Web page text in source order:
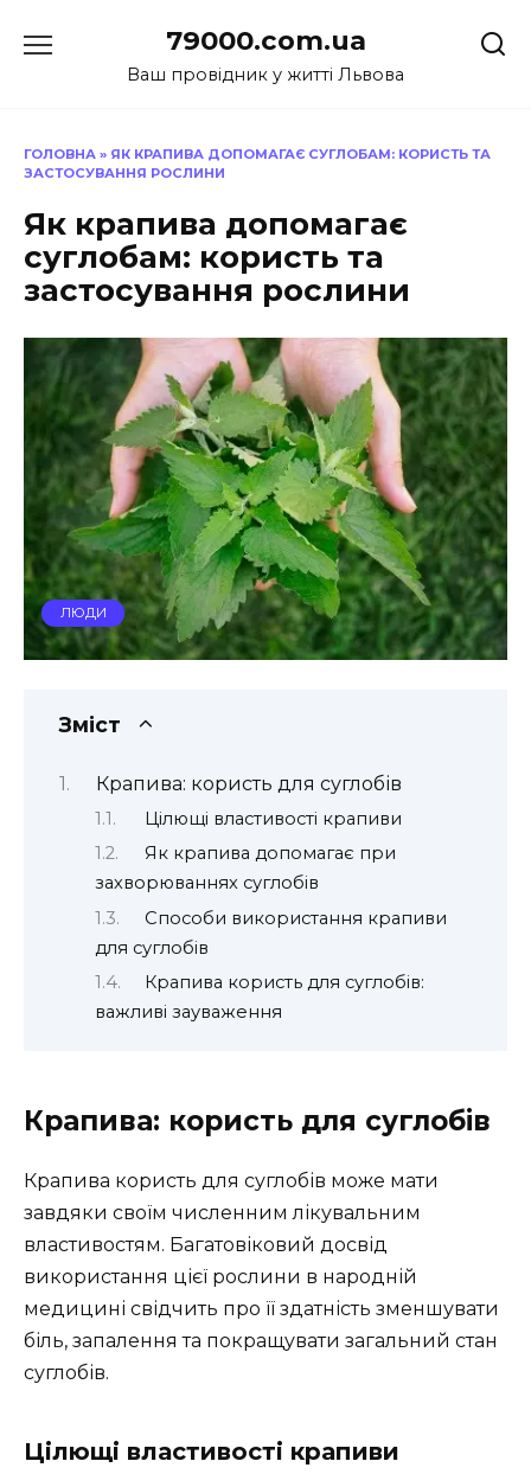
до
79000.com.ua
Ваш провідник у житті Львова
ГОЛОВНА » ЯК КРАПИВА ДОПОМАГАЄ СУГЛОБАМ: КОРИСТЬ ТА
ЗАСТОСУВАННЯ РОСЛИНИ
Як крапива допомагає
суглобам: користь та
застосування рослини
ЛЮДИ
Зміст
Крапива: користь для суглобів
Цілющі властивості крапиви
Як крапива допомагає при
захворюваннях суглобів
Способи використання крапиви
для суглобів
Крапива користь для суглобів:
важливі зауваження
Крапива: користь для суглобів
Крапива користь для суглобів може мати
завдяки своїм численним лікувальним
властивостям. Багатовіковий досвід
використання цієї рослини в народній
медицині свідчить про її здатність зменшувати
біль, запалення та покращувати загальний стан
суглобів.
Цілющі властивості крапиви